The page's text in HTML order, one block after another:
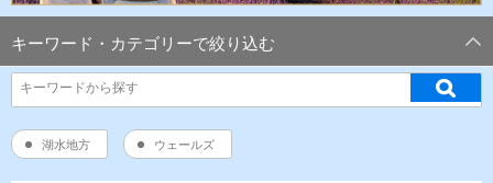
キーワード・カテゴリーで絞り込む
湖水地方 ウェールズ